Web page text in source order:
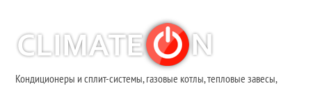
Кондиционеры и сплит-системы, газовые котлы, тепловые завесы,